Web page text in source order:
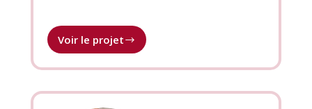
Voir le projet
Soutien
femmes